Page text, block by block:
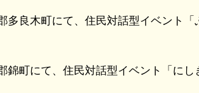
良木町にて、住民対話型イベント「
町にて、住民対話型イベント「にし